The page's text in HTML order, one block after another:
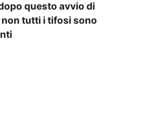
questo avvio di
tutti i tifosi sono